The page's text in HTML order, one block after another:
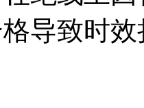
导致时效